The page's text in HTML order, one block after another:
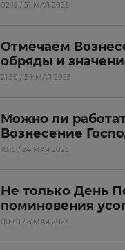
02:15 / 31 МАЯ 2023
Отмечаем
обряды и
21:30 / 24 МАЯ 2023
Можно ли
Вознесение
18:15 / 24 МАЯ 2023
Не только День
поминовения
00:30 / 8 МАЯ 2023